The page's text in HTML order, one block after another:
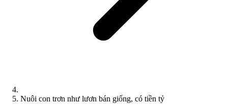
Nuôi con trơn như lươn bán giống, có tiền tỷ